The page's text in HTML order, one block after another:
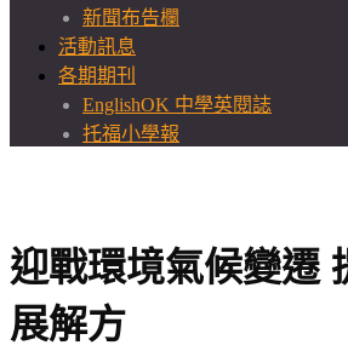
新聞布告欄
活動訊息
各期期刊
EnglishOK 中學英閱誌
托福小學報
迎戰環境氣候變遷
展解方